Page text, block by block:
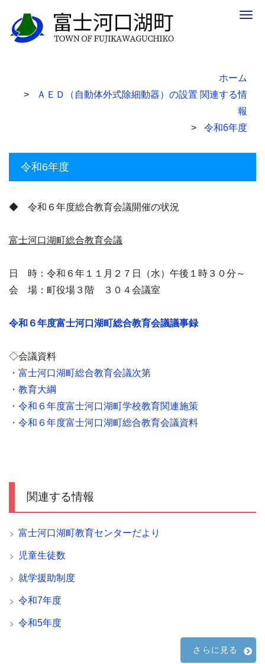
ホーム
ＡＥＤ（自動体外式除細動器）の設置 関連する情
報
令和6年度
令和6年度
◆ 令和６年度総合教育会議開催の状況
富士河口湖町総合教育会議
日 時：令和６年１１月２７日（水）午後１時３０分～
会 場：町役場３階 ３０４会議室
令和６年度富士河口湖町総合教育会議議事録
◇会議資料
・富士河口湖町総合教育会議次第
・教育大綱
・令和６年度富士河口湖町学校教育関連施策
・令和６年度富士河口湖町総合教育会議資料
関連する情報
富士河口湖町教育センターだより
児童生徒数
就学援助制度
令和7年度
令和5年度
さらに見る